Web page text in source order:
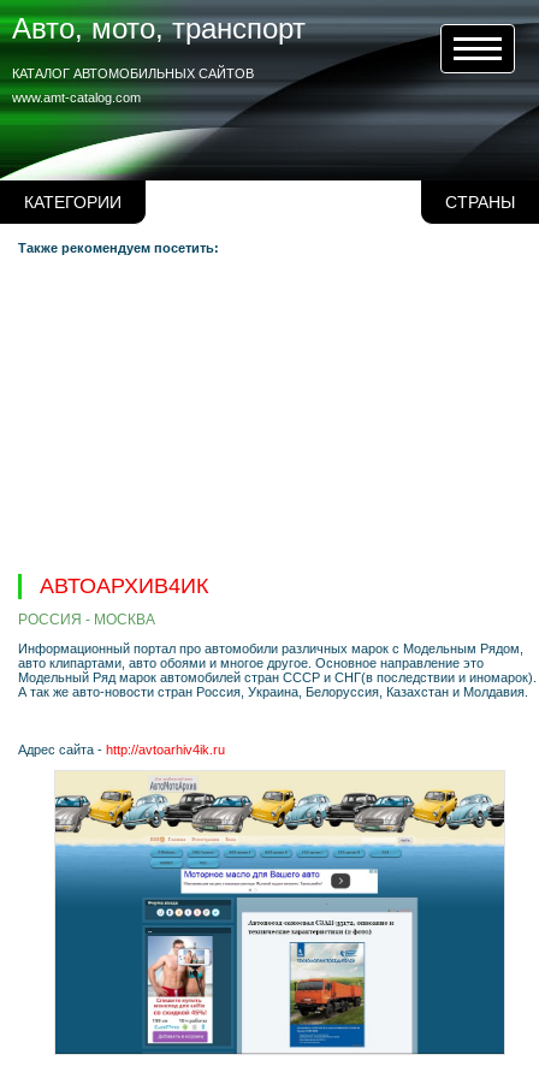
КАТЕГОРИИ СТРАНЫ
Авто, мото, транспорт
www.amt-catalog.com
КАТАЛОГ АВТОМОБИЛЬНЫХ САЙТОВ
Также рекомендуем посетить:
АВТОАРХИВ4ИК
РОССИЯ - МОСКВА
Информационный портал про автомобили различных марок с Модельным Рядом,
авто клипартами, авто обоями и многое другое. Основное направление это
Модельный Ряд марок автомобилей стран СССР и СНГ(в последствии и иномарок).
А так же авто-новости стран Россия, Украина, Белоруссия, Казахстан и Молдавия.
Адрес сайта - http://avtoarhiv4ik.ru